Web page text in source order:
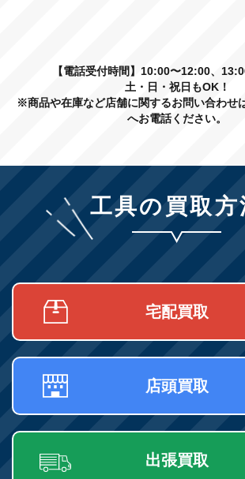
【電話受付時間】10:00〜12:00、
土・日・祝日もOK！
※商品や在庫など店舗に関するお問い合わせ
へお電話ください。
工具の買取方
宅配買取
店頭買取
出張買取